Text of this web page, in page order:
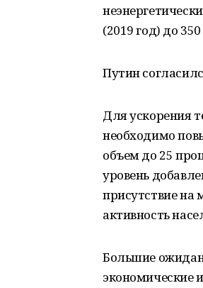
(2019 год) до
Путин
Для ускорения
необходимо
объем до 25
уровень
присутствие на
активность
Большие
экономические